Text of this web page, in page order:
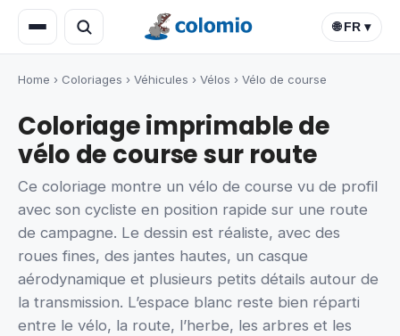
🌐 FR ▾
Home › Coloriages › Véhicules › Vélos › Vélo de course
Coloriage imprimable de
vélo de course sur route
Ce coloriage montre un vélo de course vu de profil
avec son cycliste en position rapide sur une route
de campagne. Le dessin est réaliste, avec des
roues fines, des jantes hautes, un casque
aérodynamique et plusieurs petits détails autour de
la transmission. L’espace blanc reste bien réparti
entre le vélo, la route, l’herbe, les arbres et les